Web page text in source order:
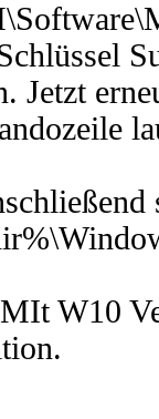
Jetzt
W10